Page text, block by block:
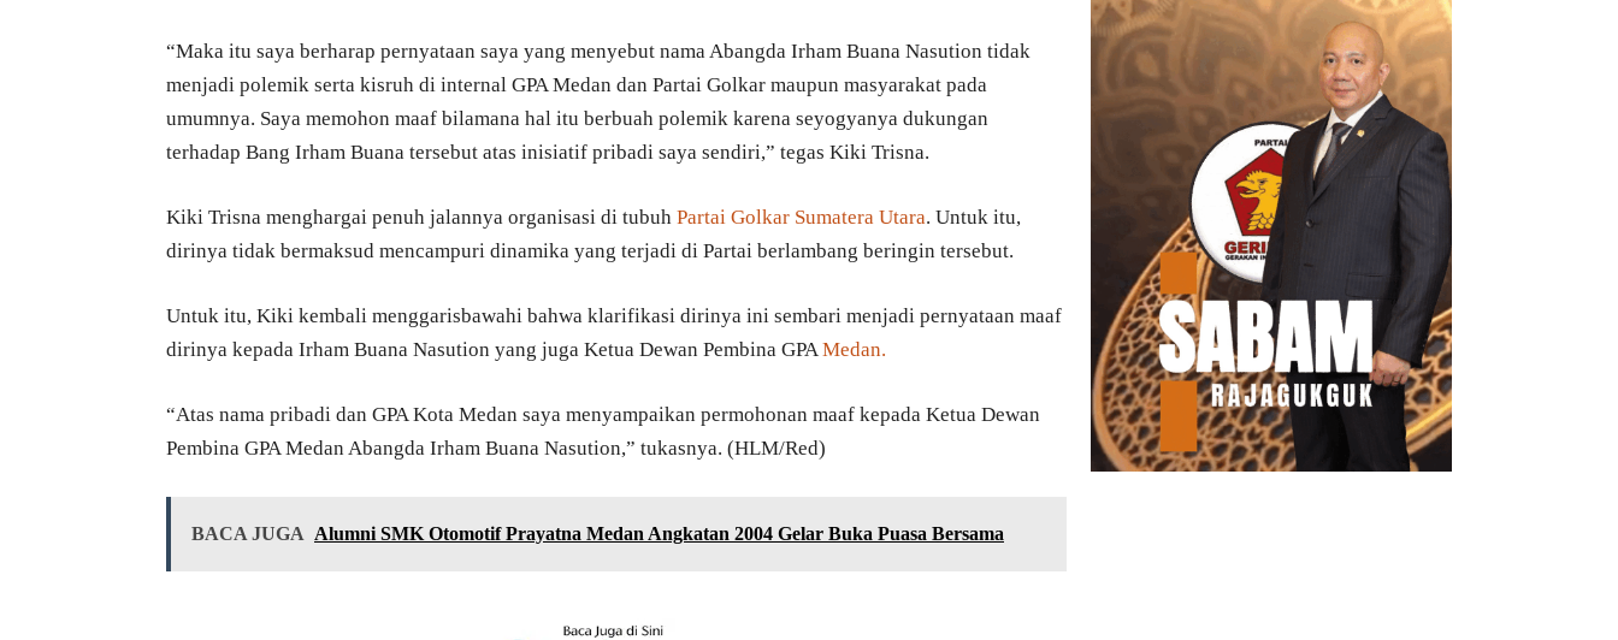
“Maka itu saya berharap pernyataan saya yang menyebut nama Abangda Irham Buana Nasution tidak
menjadi polemik serta kisruh di internal GPA Medan dan Partai Golkar maupun masyarakat pada
umumnya. Saya memohon maaf bilamana hal itu berbuah polemik karena seyogyanya dukungan
terhadap Bang Irham Buana tersebut atas inisiatif pribadi saya sendiri,” tegas Kiki Trisna.
Kiki Trisna menghargai penuh jalannya organisasi di tubuh Partai Golkar Sumatera Utara. Untuk itu,
dirinya tidak bermaksud mencampuri dinamika yang terjadi di Partai berlambang beringin tersebut.
Untuk itu, Kiki kembali menggarisbawahi bahwa klarifikasi dirinya ini sembari menjadi pernyataan maaf
dirinya kepada Irham Buana Nasution yang juga Ketua Dewan Pembina GPAMedan.
“Atas nama pribadi dan GPA Kota Medan saya menyampaikan permohonan maaf kepada Ketua Dewan
Pembina GPA Medan Abangda Irham Buana Nasution,” tukasnya. (HLM/Red)
BACA JUGA Alumni SMK Otomotif Prayatna Medan Angkatan 2004 Gelar Buka Puasa Bersama